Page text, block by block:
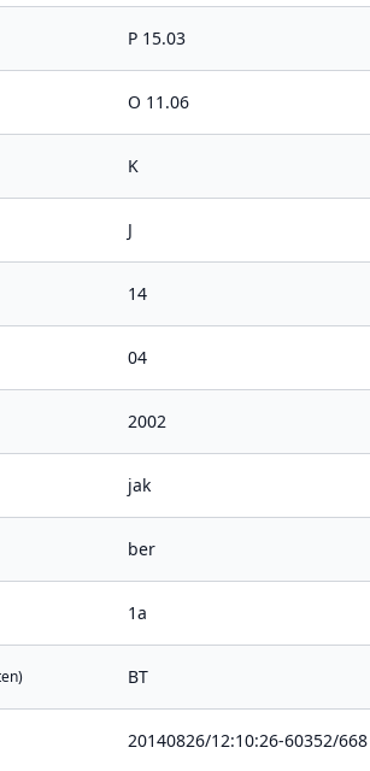
P 15.03
O 11.06
K
J
14
04
2002
jak
ber
1a
BT
20140826/12:10:26-60352/